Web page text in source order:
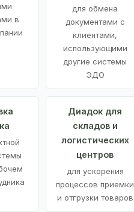
в
для обмена
документами с
клиентами,
использующими
другие системы
ЭДО
Диадок для
складов и
логистических
центров
для ускорения
процессов приемки
и отгрузки товаров